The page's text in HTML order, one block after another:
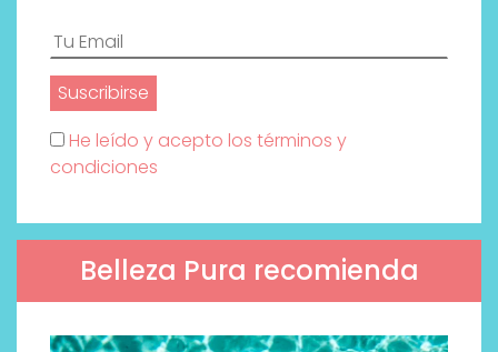
He leído y acepto los términos y
condiciones
Belleza Pura recomienda